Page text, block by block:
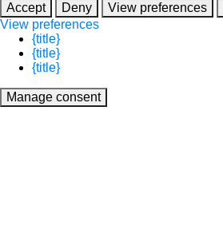
Accept Deny View preferences
View preferences
{title}
{title}
{title}
Manage consent